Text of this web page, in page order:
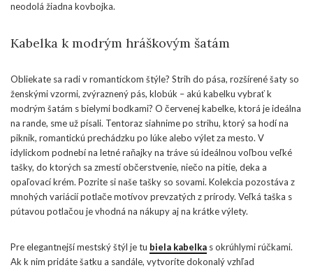
neodolá žiadna kovbojka.
Kabelka k modrým hráškovým šatám
Obliekate sa radi v romantickom štýle? Strih do pása, rozšírené šaty so
ženskými vzormi, zvýraznený pás, klobúk – akú kabelku vybrať k
modrým šatám s bielymi bodkami? O červenej kabelke, ktorá je ideálna
na rande, sme už písali. Tentoraz siahnime po strihu, ktorý sa hodí na
piknik, romantickú prechádzku po lúke alebo výlet za mesto. V
idylickom podnebí na letné raňajky na tráve sú ideálnou voľbou veľké
tašky, do ktorých sa zmestí občerstvenie, niečo na pitie, deka a
opaľovací krém. Pozrite si naše tašky so sovami. Kolekcia pozostáva z
mnohých variácií potlače motívov prevzatých z prírody. Veľká taška s
pútavou potlačou je vhodná na nákupy aj na krátke výlety.
Pre elegantnejší mestský štýl je tu biela kabelka s okrúhlymi rúčkami.
Ak k nim pridáte šatku a sandále, vytvoríte dokonalý vzhľad